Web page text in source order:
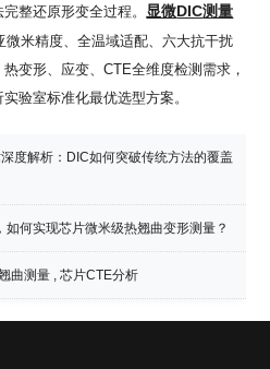
整还原形变全过程。 显微DIC测量
微米精度、全温域适配、六大抗干扰
热变形、应变、CTE全维度检测需求，
验室标准化最优选型方案。
度解析：DIC如何突破传统方法的覆盖
如何实现芯片微米级热翘曲变形测量？
曲测量 ,芯片CTE分析